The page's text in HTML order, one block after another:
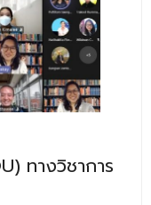
ทางวิชาการ